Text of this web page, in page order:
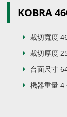
KOBRA
裁切寬度
裁切厚度
台面尺寸
機器重量 4